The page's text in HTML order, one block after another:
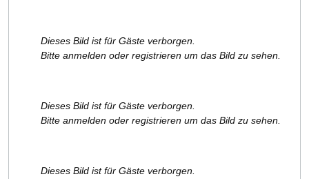
Dieses Bild ist für Gäste verborgen.
Bitte anmelden oder registrieren um das Bild zu sehen.
Dieses Bild ist für Gäste verborgen.
Bitte anmelden oder registrieren um das Bild zu sehen.
Dieses Bild ist für Gäste verborgen.